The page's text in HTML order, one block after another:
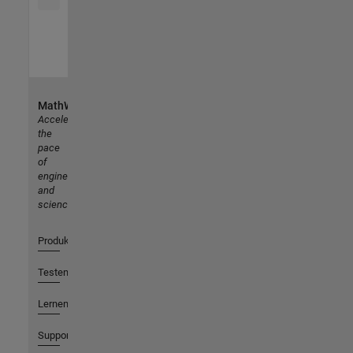
MathWorks
Accelerating
the
pace
of
engineering
and
science
Produkte
Testen oder Kaufen
Lernen
Support